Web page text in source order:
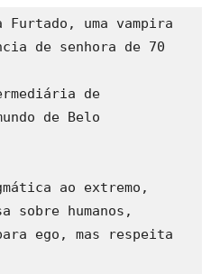
Furtado, uma vampira
de senhora de 70
de
de Belo
ao extremo,
sobre humanos,
ego, mas respeita